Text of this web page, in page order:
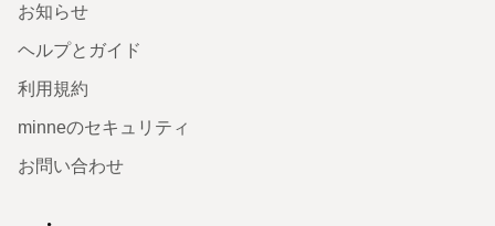
お知らせ
ヘルプとガイド
利用規約
minneのセキュリティ
お問い合わせ